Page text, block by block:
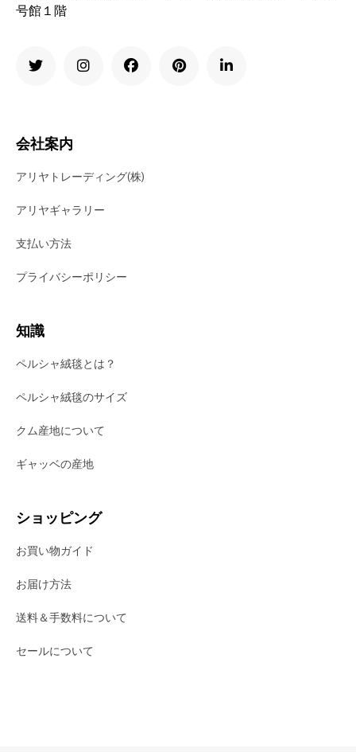
号館１階
会社案内
アリヤトレーディング(株)
アリヤギャラリー
支払い方法
プライバシーポリシー
知識
ペルシャ絨毯とは？
ペルシャ絨毯のサイズ
クム産地について
ギャッベの産地
ショッピング
お買い物ガイド
お届け方法
送料＆手数料について
セールについて